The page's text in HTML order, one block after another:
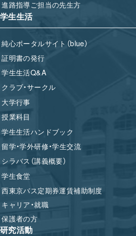
進路指導ご担当の先生方
学生生活
純心ポータルサイト（blue）
証明書の発行
学生生活Q&A
クラブ・サークル
大学行事
授業科目
学生生活ハンドブック
留学・学外研修・学生交流
シラバス（講義概要）
学生食堂
西東京バス定期券運賃補助制度
キャリア・就職
保護者の方
研究活動